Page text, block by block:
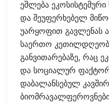
ეშლება
და შეუფერხებელ
უარყოფით გავლენას
საერთო
განვითარებაზე, რაც
და სოციალურ
დაბალანსებულ